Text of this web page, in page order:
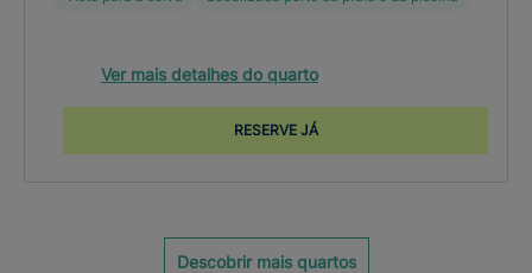
Ver mais detalhes do quarto
RESERVE JÁ
Descobrir mais quartos